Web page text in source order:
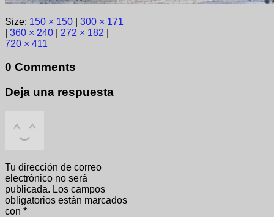
Size: 150 × 150
300 × 171
360 × 240 272 × 182
720 × 411
0 Comments
Deja una respuesta
Tu dirección de correo
electrónico no será
publicada. Los campos
obligatorios están marcados
con *